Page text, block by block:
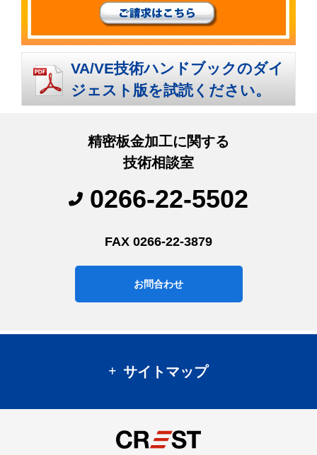
VA/VE技術ハンドブックのダイ
ジェスト版を試読ください。
精密板金加工に関する
技術相談室
0266-22-5502
FAX 0266-22-3879
お問合わせ
サイトマップ